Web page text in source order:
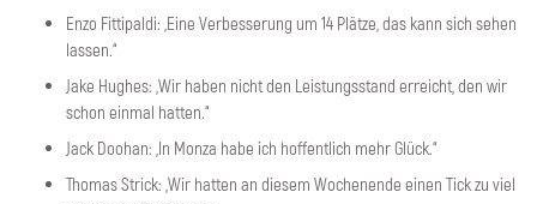
Enzo Fittipaldi: „Eine Verbesserung um 14 Plätze, das kann sich sehen
lassen.“
Jake Hughes: „Wir haben nicht den Leistungsstand erreicht, den wir
schon einmal hatten.“
Jack Doohan: „In Monza habe ich hoffentlich mehr Glück.“
Thomas Strick: „Wir hatten an diesem Wochenende einen Tick zu viel